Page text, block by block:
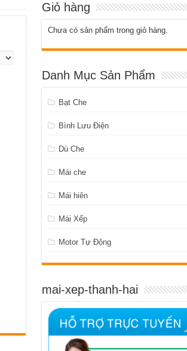
Giỏ hàng
Chưa có sản phẩm trong giỏ hàng.
Danh Mục Sản Phẩm
Bạt Che
Bình Lưu Điện
Dù Che
Mái che
Mái hiên
Mái Xếp
Motor Tự Động
mai-xep-thanh-hai